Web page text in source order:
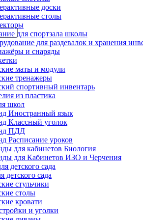
доски
столы
для спортзала школы
для раздевалок и хранения
и снаряды
маты и модули
тренажеры
спортивный инвентарь
из пластика
школ
Иностранный язык
Классный уголок
ПДД
Расписание уроков
для кабинетов Биология
для Кабинетов ИЗО и Черчения
детского сада
детского сада
стульчики
столы
кровати
и уголки